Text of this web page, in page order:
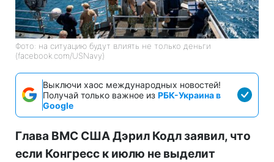
Фото: на ситуацию будут влиять не только деньги
(facebook.com/USNavy)
Выключи хаос международных новостей!
Получай только важное из РБК-Украина в
Google
Глава ВМС США Дэрил Кодл заявил, что
если Конгресс к июлю не выделит